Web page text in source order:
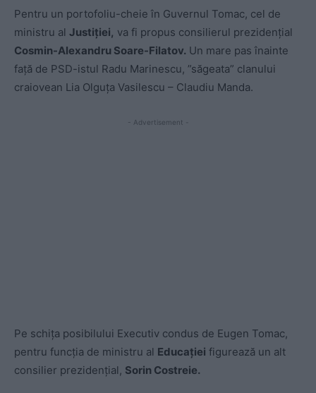
Pentru un portofoliu-cheie în Guvernul Tomac, cel de
ministru al Justiției, va fi propus consilierul prezidențial
Cosmin-Alexandru Soare-Filatov. Un mare pas înainte
față de PSD-istul Radu Marinescu, ”săgeata” clanului
craiovean Lia Olguța Vasilescu – Claudiu Manda.
- Advertisement -
Pe schița posibilului Executiv condus de Eugen Tomac,
pentru funcția de ministru al Educației figurează un alt
consilier prezidențial, Sorin Costreie.